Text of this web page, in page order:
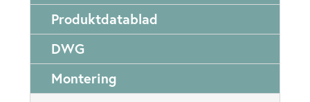
Produktdatablad
DWG
Montering